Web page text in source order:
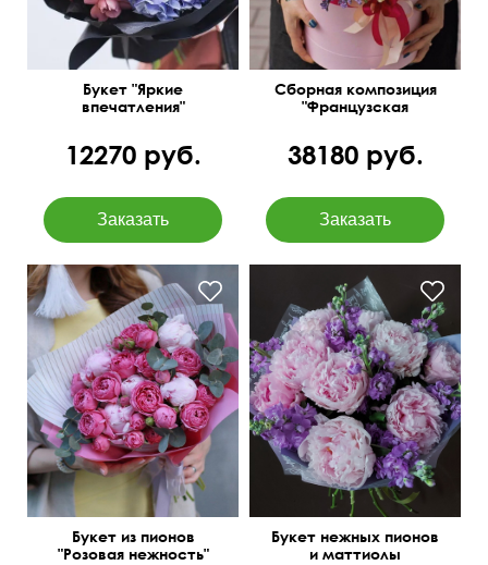
Букет "Яркие
впечатления"
12270 руб.
Сборная композиция
"Французская
38180 руб.
Кустовые розы, пионы,
эвкалипт baby blue
Букет из пионов
"Розовая нежность"
Букет нежных пионов
и маттиолы